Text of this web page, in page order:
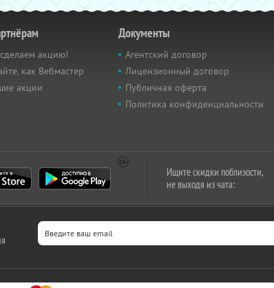
акцию!
как Вебмастер
акции
Документы
Агентский договор
Лицензионный договор
Публичная оферта
Политика конфиденциальности
Ищите скидки поблизости,
не выходя из чата: